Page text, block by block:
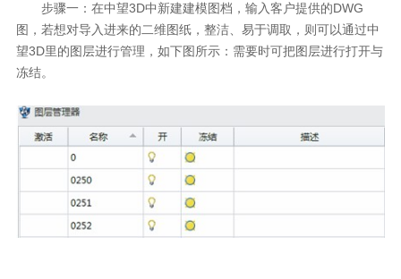
步骤一：在中望3D中新建建模图档，输入客户提供的DWG
图，若想对导入进来的二维图纸，整洁、易于调取，则可以通过中
望3D里的图层进行管理，如下图所示：需要时可把图层进行打开与
冻结。